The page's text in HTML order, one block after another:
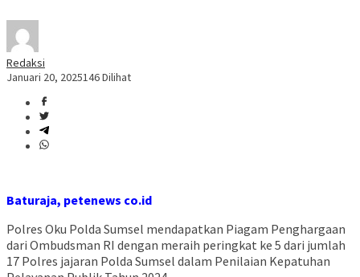
Redaksi
Januari 20, 2025146 Dilihat
Baturaja, petenews co.id
Polres Oku Polda Sumsel mendapatkan Piagam Penghargaan
dari Ombudsman RI dengan meraih peringkat ke 5 dari jumlah
17 Polres jajaran Polda Sumsel dalam Penilaian Kepatuhan